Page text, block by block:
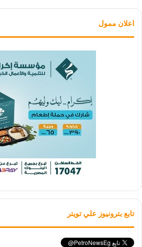
اعلان ممول
تابع بترونيوز علي تويتر